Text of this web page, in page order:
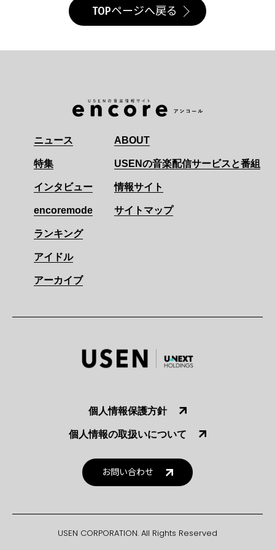
TOPページへ戻る
ニュース
特集
インタビュー
encoremode
ランキング
アイドル
アーカイブ
ABOUT
USENの音楽配信サービスと番組
情報サイト
サイトマップ
個人情報保護方針
個人情報の取扱いについて
お問い合わせ
USEN CORPORATION. All Rights Reserved